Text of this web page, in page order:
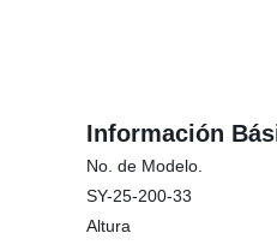
Información
No. de Modelo.
SY-25-200-33
Altura